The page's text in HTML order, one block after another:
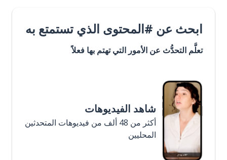
ابحث عن #المحتوى الذي تستمتع به
تعلَّم التحدُّث عن الأمور التي تهتم بها فعلاً
شاهد الفيديوهات
أكثر من 48 ألف من فيديوهات المتحدثين
المحليين